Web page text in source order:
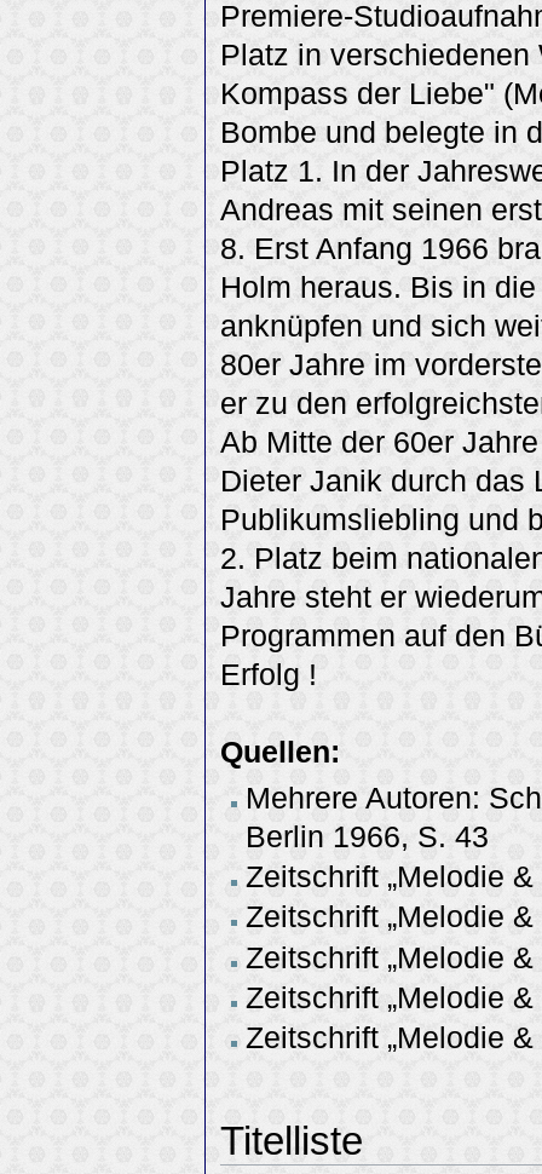
Premiere-
Platz in
Kompass der Liebe"
Bombe und belegte in
Platz 1. In der
Andreas mit seinen
8. Erst Anfang 1966
Holm heraus. Bis in
anknüpfen und sich
80er Jahre im
er zu den
Ab Mitte der 60er
Dieter Janik durch das
Publikumsliebling und
2. Platz beim
Jahre steht er
Programmen auf den
Erfolg !
Quellen:
Mehrere Autoren:
Berlin 1966, S. 43
Zeitschrift „Melodie
Zeitschrift „Melodie
Zeitschrift „Melodie
Zeitschrift „Melodie
Zeitschrift „Melodie
Titelliste